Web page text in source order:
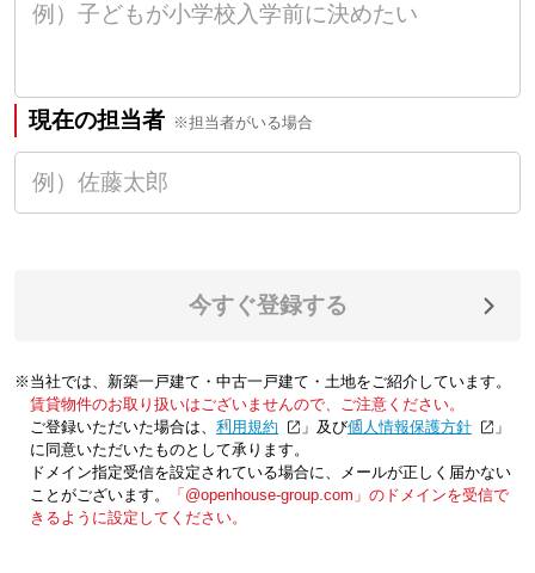
現在の担当者 ※担当者がいる場合
今すぐ登録する
※当社では、新築一戸建て・中古一戸建て・土地をご紹介しています。
賃貸物件のお取り扱いはございませんので、ご注意ください。
ご登録いただいた場合は、「利用規約 」及び「個人情報保護方針
」
に同意いただいたものとして承ります。
ドメイン指定受信を設定されている場合に、メールが正しく届かない
ことがございます。
「@openhouse-group.com」のドメインを受信で
きるように設定してください。